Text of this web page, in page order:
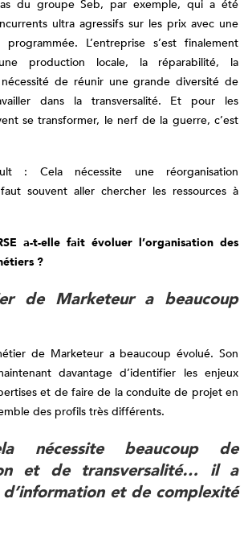
du groupe Seb, par exemple, qui a été
ultra agressifs sur les prix avec une
L’entreprise s’est finalement
production locale, la réparabilité, la
de réunir une grande diversité de
dans la transversalité. Et pour les
se transformer, le nerf de la guerre, c’est
: Cela nécessite une réorganisation
souvent aller chercher les ressources à
a-t-elle fait évoluer l’organisation des
?
de Marketeur a beaucoup
de Marketeur a beaucoup évolué. Son
davantage d’identifier les enjeux
et de faire de la conduite de projet en
des profils très différents.
beaucoup de
et de transversalité… il a
et de complexité